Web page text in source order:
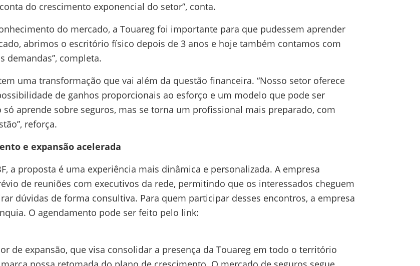
do crescimento exponencial do setor”, conta.
do mercado, a Touareg foi importante para que pudessem aprender
abrimos o escritório físico depois de 3 anos e hoje também contamos com
demandas”, completa.
uma transformação que vai além da questão financeira. “Nosso setor oferece
de ganhos proporcionais ao esforço e um modelo que pode ser
aprende sobre seguros, mas se torna um profissional mais preparado, com
reforça.
e expansão acelerada
a proposta é uma experiência mais dinâmica e personalizada. A empresa
de reuniões com executivos da rede, permitindo que os interessados cheguem
dúvidas de forma consultiva. Para quem participar desses encontros, a empresa
O agendamento pode ser feito pelo link:
de expansão, que visa consolidar a presença da Touareg em todo o território